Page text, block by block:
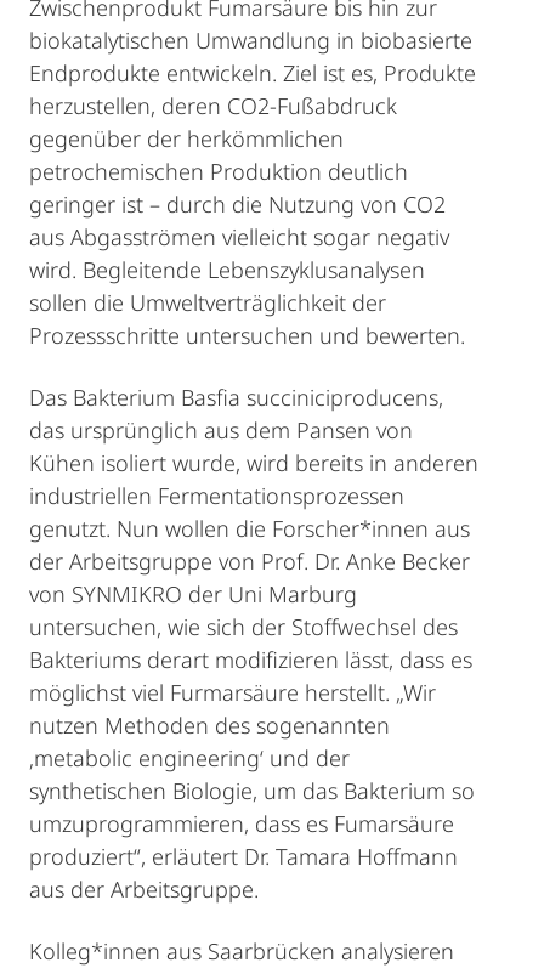
Zwischenprodukt Fumarsäure bis hin zur
biokatalytischen Umwandlung in biobasierte
Endprodukte entwickeln. Ziel ist es, Produkte
herzustellen, deren CO2-Fußabdruck
gegenüber der herkömmlichen
petrochemischen Produktion deutlich
geringer ist – durch die Nutzung von CO2
aus Abgasströmen vielleicht sogar negativ
wird. Begleitende Lebenszyklusanalysen
sollen die Umweltverträglichkeit der
Prozessschritte untersuchen und bewerten.
Das Bakterium Basfia succiniciproducens,
das ursprünglich aus dem Pansen von
Kühen isoliert wurde, wird bereits in anderen
industriellen Fermentationsprozessen
genutzt. Nun wollen die Forscher*innen aus
der Arbeitsgruppe von Prof. Dr. Anke Becker
von SYNMIKRO der Uni Marburg
untersuchen, wie sich der Stoffwechsel des
Bakteriums derart modifizieren lässt, dass es
möglichst viel Furmarsäure herstellt. „Wir
nutzen Methoden des sogenannten
‚metabolic engineering‘ und der
synthetischen Biologie, um das Bakterium so
umzuprogrammieren, dass es Fumarsäure
produziert“, erläutert Dr. Tamara Hoffmann
aus der Arbeitsgruppe.
Kolleg*innen aus Saarbrücken analysieren